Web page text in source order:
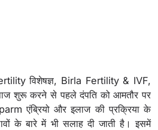
विशेषज्ञ, Birla Fertility & IVF,
शुरू करने से पहले दंपति को आमतौर पर
एंब्रियो और इलाज की प्रक्रिया के
के बारे में भी सलाह दी जाती है। इसमें